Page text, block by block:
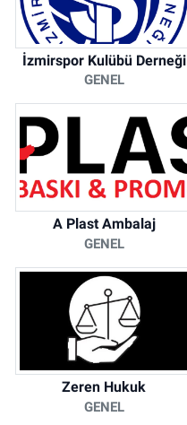
İzmirspor Kulübü Derneği
GENEL
A Plast Ambalaj
GENEL
Zeren Hukuk
GENEL